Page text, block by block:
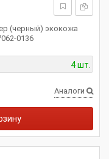
(черный) экокожа
0136
4 шт.
Аналоги